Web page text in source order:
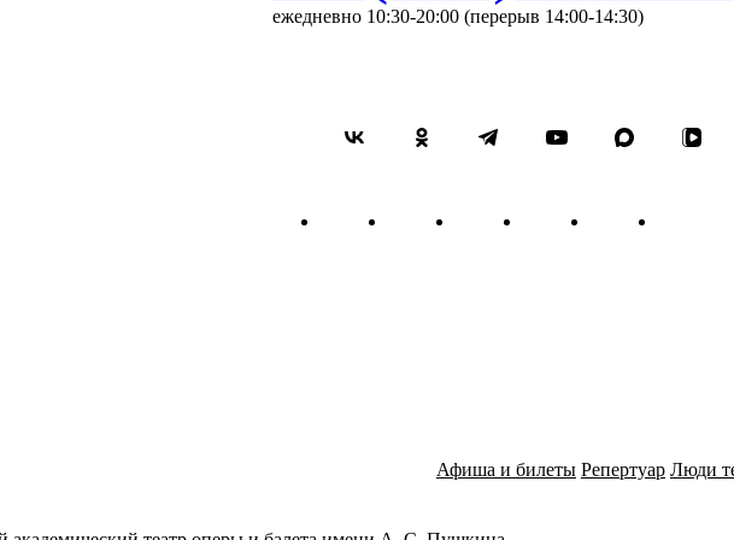
России, в Китае, Сербии.
Описание:
состоялась: в марте 1827
Мюллера, Шуберт увидел
ежедневно 10:30-20:00 (перерыв 14:00-14:30)
Афиша и билеты Репертуар Люди